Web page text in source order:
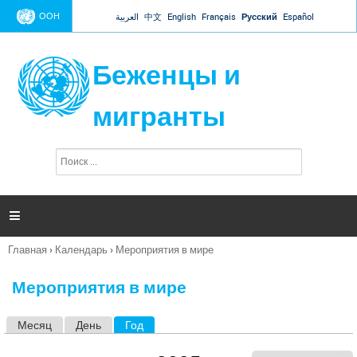
Jump to navigation
ООН العربية 中文 English Français Русский Español
Беженцы и
мигранты
п
и

Вы
Главная › Календарь › Мероприятия в мире
Мероприятия в мире
Месяц День Год